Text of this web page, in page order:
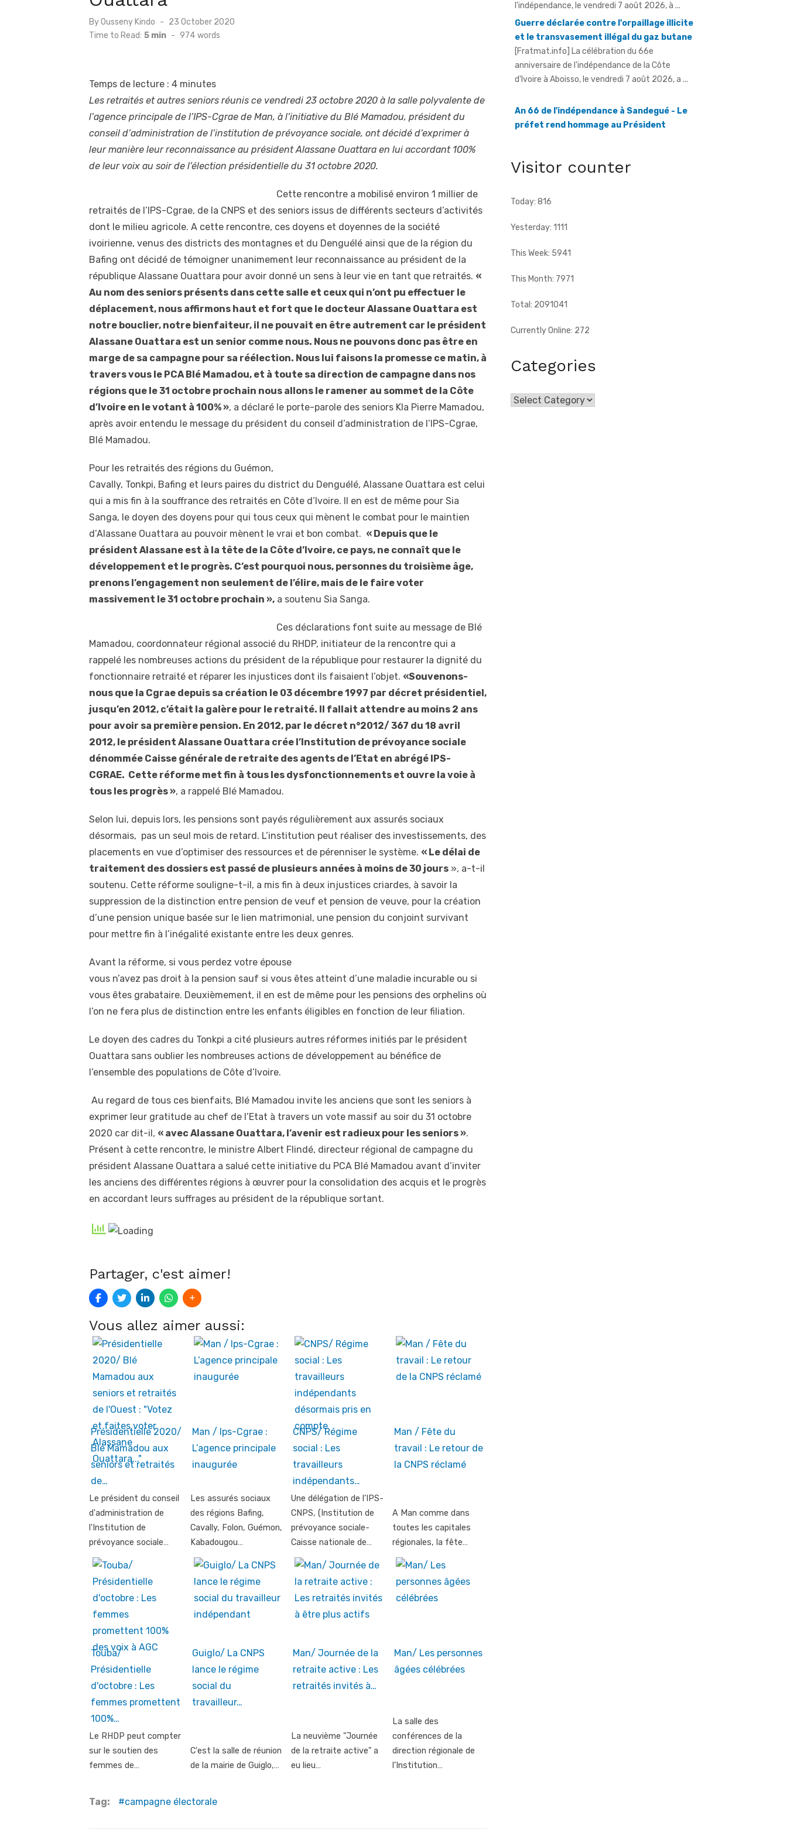
ByOusseny Kindo
Posted
23 October 2020
Time to Read: 5 min - 974 words
Temps de lecture : 4 minutes
Les retraités et autres seniors réunis ce vendredi 23 octobre 2020 à la salle polyvalente de
l’agence principale de l’IPS-Cgrae de Man, à l’initiative du Blé Mamadou, président du
conseil d’administration de l’institution de prévoyance sociale, ont décidé d’exprimer à
leur manière leur reconnaissance au président Alassane Ouattara en lui accordant 100%
de leur voix au soir de l’élection présidentielle du 31 octobre 2020.
Cette rencontre a mobilisé environ 1 millier de
retraités de l’IPS-Cgrae, de la CNPS et des seniors issus de différents secteurs d’activités
dont le milieu agricole. A cette rencontre, ces doyens et doyennes de la société
ivoirienne, venus des districts des montagnes et du Denguélé ainsi que de la région du
Bafing ont décidé de témoigner unanimement leur reconnaissance au président de la
république Alassane Ouattara pour avoir donné un sens à leur vie en tant que retraités. «
Au nom des seniors présents dans cette salle et ceux qui n’ont pu effectuer le
déplacement, nous affirmons haut et fort que le docteur Alassane Ouattara est
notre bouclier, notre bienfaiteur, il ne pouvait en être autrement car le président
Alassane Ouattara est un senior comme nous. Nous ne pouvons donc pas être en
marge de sa campagne pour sa réélection. Nous lui faisons la promesse ce matin, à
travers vous le PCA Blé Mamadou, et à toute sa direction de campagne dans nos
régions que le 31 octobre prochain nous allons le ramener au sommet de la Côte
d’Ivoire en le votant à 100% », a déclaré le porte-parole des seniors Kla Pierre Mamadou,
après avoir entendu le message du président du conseil d’administration de l’IPS-Cgrae,
Blé Mamadou.
Pour les retraités des régions du Guémon,
Cavally, Tonkpi, Bafing et leurs paires du district du Denguélé, Alassane Ouattara est celui
qui a mis fin à la souffrance des retraités en Côte d’Ivoire. Il en est de même pour Sia
Sanga, le doyen des doyens pour qui tous ceux qui mènent le combat pour le maintien
d’Alassane Ouattara au pouvoir mènent le vrai et bon combat. « Depuis que le
président Alassane est à la tête de la Côte d’Ivoire, ce pays, ne connaît que le
développement et le progrès. C’est pourquoi nous, personnes du troisième âge,
prenons l’engagement non seulement de l’élire, mais de le faire voter
massivement le 31 octobre prochain », a soutenu Sia Sanga.
Ces déclarations font suite au message de Blé
Mamadou, coordonnateur régional associé du RHDP, initiateur de la rencontre qui a
rappelé les nombreuses actions du président de la république pour restaurer la dignité du
fonctionnaire retraité et réparer les injustices dont ils faisaient l’objet. «Souvenons-
nous que la Cgrae depuis sa création le 03 décembre 1997 par décret présidentiel,
jusqu’en 2012, c’était la galère pour le retraité. Il fallait attendre au moins 2 ans
pour avoir sa première pension. En 2012, par le décret n°2012/ 367 du 18 avril
2012, le président Alassane Ouattara crée l’Institution de prévoyance sociale
dénommée Caisse générale de retraite des agents de l’Etat en abrégé IPS-
CGRAE. Cette réforme met fin à tous les dysfonctionnements et ouvre la voie à
tous les progrès », a rappelé Blé Mamadou.
Selon lui, depuis lors, les pensions sont payés régulièrement aux assurés sociaux
désormais, pas un seul mois de retard. L’institution peut réaliser des investissements, des
placements en vue d’optimiser des ressources et de pérenniser le système. « Le délai de
traitement des dossiers est passé de plusieurs années à moins de 30 jours », a-t-il
soutenu. Cette réforme souligne-t-il, a mis fin à deux injustices criardes, à savoir la
suppression de la distinction entre pension de veuf et pension de veuve, pour la création
d’une pension unique basée sur le lien matrimonial, une pension du conjoint survivant
pour mettre fin à l’inégalité existante entre les deux genres.
Avant la réforme, si vous perdez votre épouse
vous n’avez pas droit à la pension sauf si vous êtes atteint d’une maladie incurable ou si
vous êtes grabataire. Deuxièmement, il en est de même pour les pensions des orphelins où
l’on ne fera plus de distinction entre les enfants éligibles en fonction de leur filiation.
Le doyen des cadres du Tonkpi a cité plusieurs autres réformes initiés par le président
Ouattara sans oublier les nombreuses actions de développement au bénéfice de
l’ensemble des populations de Côte d’Ivoire.
Au regard de tous ces bienfaits, Blé Mamadou invite les anciens que sont les seniors à
exprimer leur gratitude au chef de l’Etat à travers un vote massif au soir du 31 octobre
2020 car dit-il, « avec Alassane Ouattara, l’avenir est radieux pour les seniors ».
Présent à cette rencontre, le ministre Albert Flindé, directeur régional de campagne du
président Alassane Ouattara a salué cette initiative du PCA Blé Mamadou avant d’inviter
les anciens des différentes régions à œuvrer pour la consolidation des acquis et le progrès
en accordant leurs suffrages au président de la république sortant.
Partager, c'est aimer!
Vous allez aimer aussi:
Présidentielle 2020/
Blé Mamadou aux
seniors et retraités
de…
Le président du conseil
d'administration de
l'Institution de
prévoyance sociale…
Man / Ips-Cgrae :
L’agence principale
inaugurée
Les assurés sociaux
des régions Bafing,
Cavally, Folon, Guémon,
Kabadougou…
CNPS/ Régime
social : Les
travailleurs
indépendants…
Une délégation de l’IPS-
CNPS, (Institution de
prévoyance sociale-
Caisse nationale de…
Man / Fête du
travail : Le retour de
la CNPS réclamé
A Man comme dans
toutes les capitales
régionales, la fête…
Touba/
Présidentielle
d'octobre : Les
femmes promettent
100%…
Le RHDP peut compter
sur le soutien des
femmes de…
Guiglo/ La CNPS
lance le régime
social du
travailleur…
C'est la salle de réunion
de la mairie de Guiglo,…
Man/ Journée de la
retraite active : Les
retraités invités à…
La neuvième "Journée
de la retraite active" a
eu lieu…
Man/ Les personnes
âgées célébrées
La salle des
conférences de la
direction régionale de
l’Institution…
Tag: campagne électorale
[Fratmat.info] La célébration du 66e
anniversaire de l'indépendance de la Côte
d'Ivoire à Aboisso, le vendredi 7 août 2026, a ...
An 66 de l'indépendance à Sandegué - Le
préfet rend hommage au Président
[Fratmat.info] La ville de Sandegué, dans la
région du Gontougo, a célébré, le vendredi 7 août
Visitor counter
Today: 816
Yesterday: 1111
This Week: 5941
This Month: 7971
Total: 2091041
Currently Online: 272
Categories
Categories